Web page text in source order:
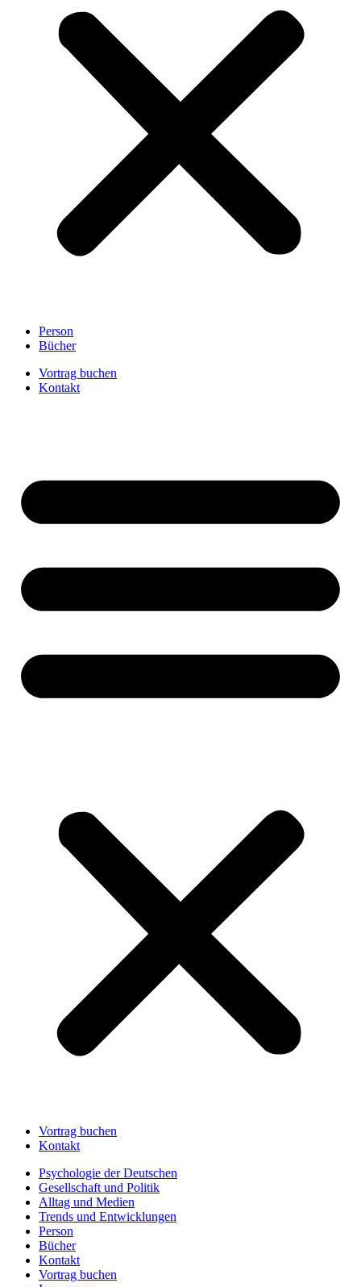
Person
Bücher
Vortrag buchen
Kontakt
Vortrag buchen
Kontakt
Psychologie der Deutschen
Gesellschaft und Politik
Alltag und Medien
Trends und Entwicklungen
Person
Bücher
Kontakt
Vortrag buchen